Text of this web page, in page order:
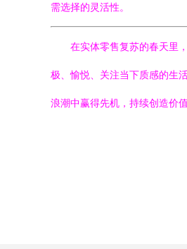
需选择的灵活性。
在实体零售复苏的春天里
极、愉悦、关注当下质感的生
浪潮中赢得先机，持续创造价值